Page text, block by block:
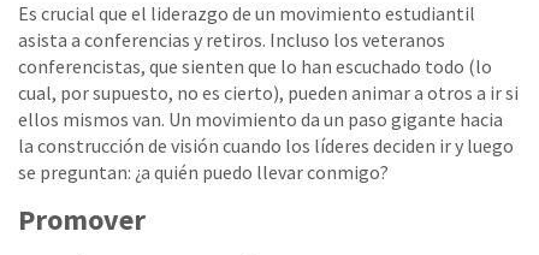
Es crucial que el liderazgo de un movimiento estudiantil
asista a conferencias y retiros. Incluso los veteranos
conferencistas, que sienten que lo han escuchado todo (lo
cual, por supuesto, no es cierto), pueden animar a otros a ir si
ellos mismos van. Un movimiento da un paso gigante hacia
la construcción de visión cuando los líderes deciden ir y luego
se preguntan: ¿a quién puedo llevar conmigo?
Promover